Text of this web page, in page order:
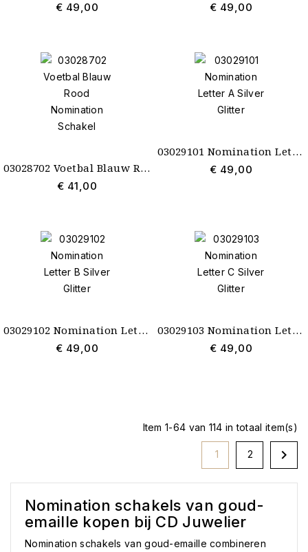
€ 49,00 € 49,00
03028702 Voetbal Blauw Rood Nomination Schakel
€ 41,00
03029101 Nomination Letter A Silver Glitter
€ 49,00
03029102 Nomination Letter B Silver Glitter
€ 49,00
03029103 Nomination Letter C Silver Glitter
€ 49,00
Item 1-64 van 114 in totaal item(s)
1 2 
Nomination schakels van goud-
emaille kopen bij CD Juwelier
Nomination schakels van goud-emaille combineren